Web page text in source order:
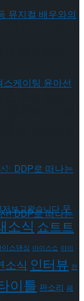
후원 방송
민, 윤소호 등
잔! DDP로 떠
>
잔! DDP로 떠
저보고왔습니다 무
소식쇼트트
이스댄싱 아이스쇼 아이
소식 인터뷰 전
이틀 판소리 페